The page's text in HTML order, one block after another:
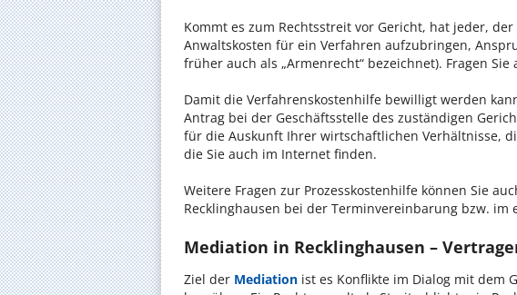
Kommt es zum Rechtsstreit vor Gericht, hat jeder,
Anwaltskosten für ein Verfahren aufzubringen,
früher auch als „Armenrecht“ bezeichnet). Fragen
Damit die Verfahrenskostenhilfe bewilligt werden
Antrag bei der Geschäftsstelle des zuständigen
für die Auskunft Ihrer wirtschaftlichen Verhältnisse,
die Sie auch im Internet finden.
Weitere Fragen zur Prozesskostenhilfe können Sie
Recklinghausen bei der Terminvereinbarung bzw. im
Mediation in Recklinghausen –
Ziel der Mediation ist es Konflikte im Dialog mit dem